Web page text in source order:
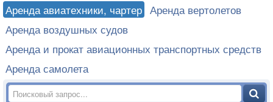
Аренда авиатехники, чартер Аренда вертолетов
Аренда воздушных судов
Аренда и прокат авиационных транспортных средств
Аренда самолета